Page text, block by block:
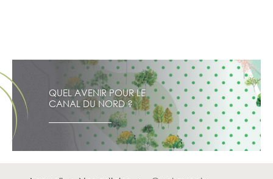
QUEL AVENIR POUR LE
CANAL DU NORD ?